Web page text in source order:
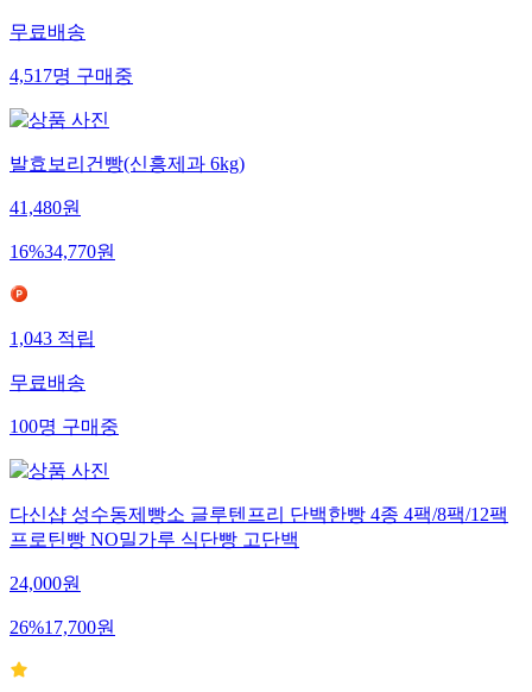
무료배송
4,517명 구매중
발효보리건빵(신흥제과 6kg)
41,480원
16%34,770원
1,043 적립
무료배송
100명 구매중
다신샵 성수동제빵소 글루텐프리 단백한빵 4종 4팩/8팩/12팩
프로틴빵 NO밀가루 식단빵 고단백
24,000원
26%17,700원